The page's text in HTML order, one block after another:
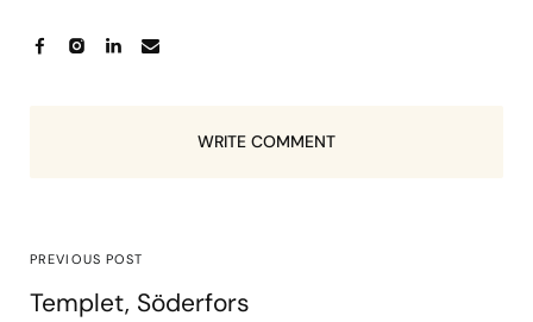
WRITE COMMENT
PREVIOUS POST
Templet, Söderfors